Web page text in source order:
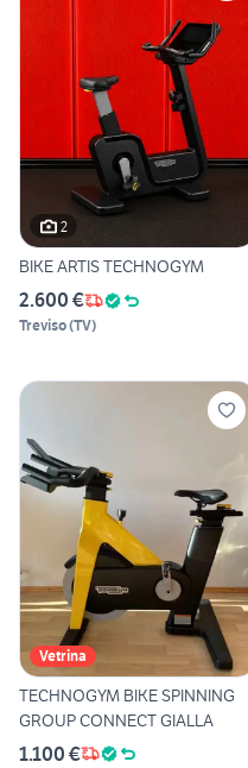
2
BIKE ARTIS TECHNOGYM
2.600 €
Treviso(TV)
Vetrina
TECHNOGYM BIKE SPINNING
GROUP CONNECT GIALLA
1.100 €